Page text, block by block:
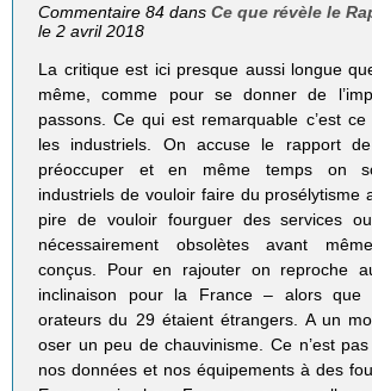
Commentaire 84 dansCe que révèle le
le 2 avril 2018
La critique est ici presque aussi longue
même, comme pour se donner de
passons. Ce qui est remarquable c’est
les industriels. On accuse le rapport
préoccuper et en même temps on
industriels de vouloir faire du prosélytisme
pire de vouloir fourguer des services
nécessairement obsolètes avant
conçus. Pour en rajouter on reproche
inclinaison pour la France – alors que
orateurs du 29 étaient étrangers. A un
oser un peu de chauvinisme. Ce n’est
nos données et nos équipements à des